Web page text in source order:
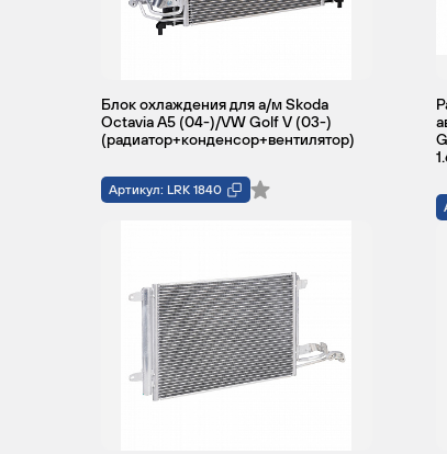
Блок охлаждения для а/м Skoda
Octavia A5 (04-)/VW Golf V (03-)
(радиатор+конденсор+вентилятор)
Артикул: LRK 1840